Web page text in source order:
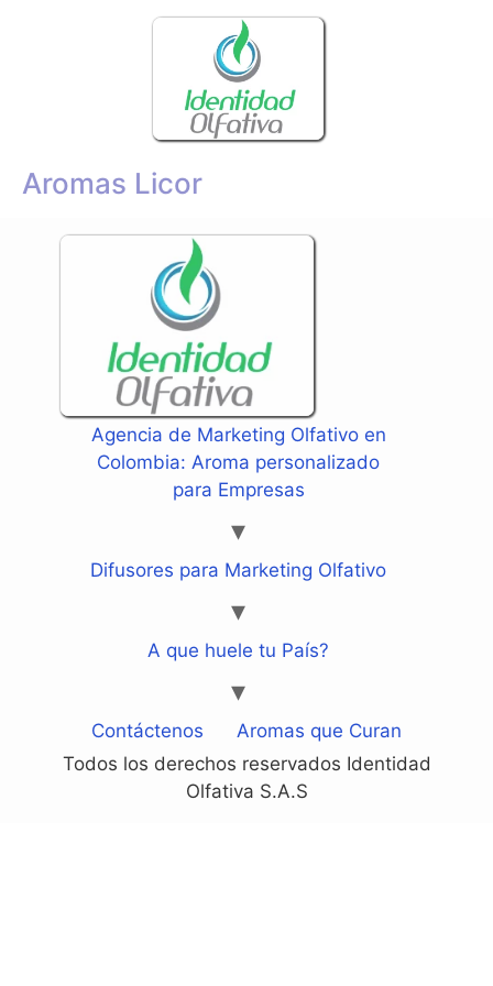
Aromas Licor
Agencia de Marketing Olfativo en
Colombia: Aroma personalizado
para Empresas
Difusores para Marketing Olfativo
A que huele tu País?
Contáctenos
Aromas que Curan
Todos los derechos reservados Identidad
Olfativa S.A.S